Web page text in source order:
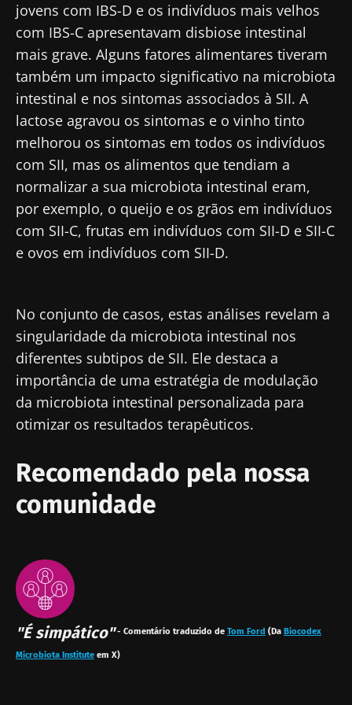
jovens com IBS-D e os indivíduos mais velhos
com IBS-C apresentavam disbiose intestinal
mais grave. Alguns fatores alimentares tiveram
também um impacto significativo na microbiota
intestinal e nos sintomas associados à SII. A
lactose agravou os sintomas e o vinho tinto
melhorou os sintomas em todos os indivíduos
com SII, mas os alimentos que tendiam a
normalizar a sua microbiota intestinal eram,
por exemplo, o queijo e os grãos em indivíduos
com SII-C, frutas em indivíduos com SII-D e SII-C
e ovos em indivíduos com SII-D.
No conjunto de casos, estas análises revelam a
singularidade da microbiota intestinal nos
diferentes subtipos de SII. Ele destaca a
importância de uma estratégia de modulação
da microbiota intestinal personalizada para
otimizar os resultados terapêuticos.
Recomendado pela nossa
comunidade
"É simpático"- Comentário traduzido de Tom Ford (Da Biocodex
Microbiota Institute em X)
Eu li e aceito ascondições gerais de utilização
e apolítica de privacidadedo Biocodex
Microbiota Institute.
* Campo obrigatório
BMI 20-35
23/07/2026
O impacto
das
microbiotas
na saúde
reprodutiva
Ler o artigo
16/07/2026
Microbiota
intratumoral
do cancro
colorretal: um
indicador
prognóstico
Ler o artigo
10/07/2026
bactéria
intestinal
que
aumenta a